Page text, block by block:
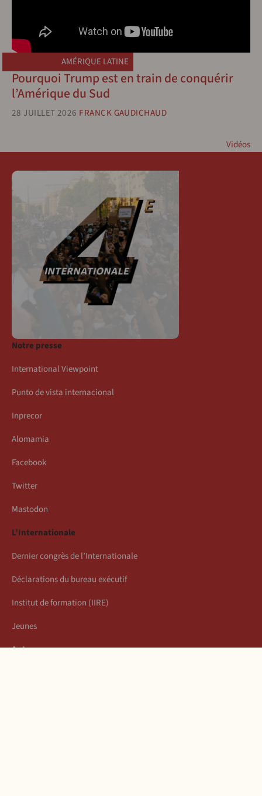
AMÉRIQUE LATINE
Pourquoi Trump est en train de conquérir
l’Amérique du Sud
28 JUILLET 2026 FRANCK GAUDICHAUD
Vidéos
Notre presse
International Viewpoint
Punto de vista internacional
Inprecor
Alomamia
Facebook
Twitter
Mastodon
L’Internationale
Dernier congrès de l’Internationale
Déclarations du bureau exécutif
Institut de formation (IIRE)
Jeunes
Auteurs